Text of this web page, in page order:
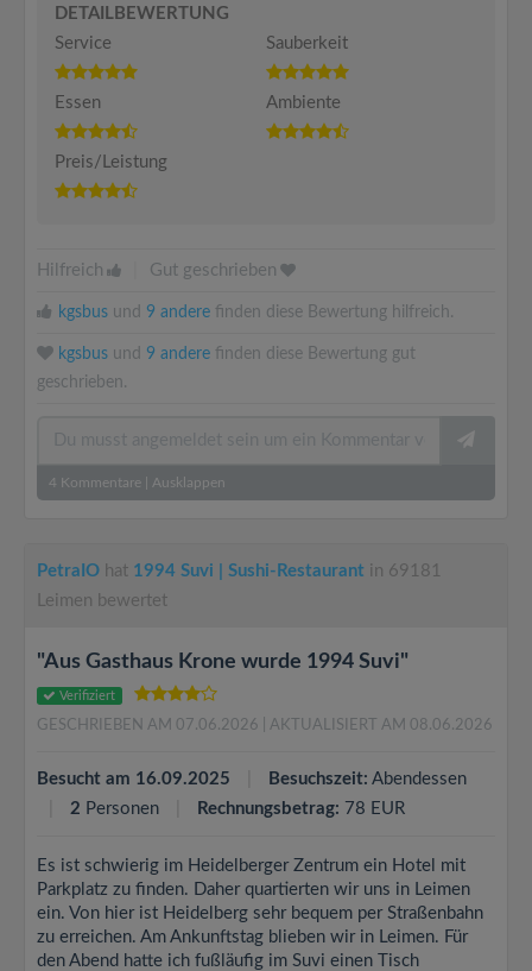
DETAILBEWERTUNG
Service
Sauberkeit
Essen Ambiente
Preis/Leistung
Hilfreich Gut geschrieben
kgsbus und 9 andere finden diese Bewertung hilfreich.
kgsbus und 9 andere finden diese Bewertung gut
geschrieben.
4 Kommentare Ausklappen
PetraIO hat 1994 Suvi | Sushi-Restaurant in 69181
Leimen bewertet
"Aus Gasthaus Krone wurde 1994 Suvi"
Verifiziert
GESCHRIEBEN AM 07.06.2026 | AKTUALISIERT AM 08.06.2026
Besucht am 16.09.2025 Besuchszeit: Abendessen
2 Personen Rechnungsbetrag: 78 EUR
Es ist schwierig im Heidelberger Zentrum ein Hotel mit
Parkplatz zu finden. Daher quartierten wir uns in Leimen
ein. Von hier ist Heidelberg sehr bequem per Straßenbahn
zu erreichen. Am Ankunftstag blieben wir in Leimen. Für
den Abend hatte ich fußläufig im Suvi einen Tisch